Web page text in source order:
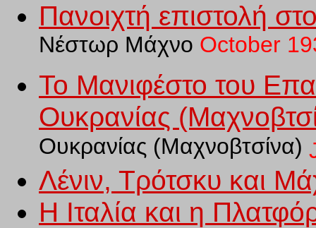
Πανοιχτή επιστολή
Νέστωρ Μάχνο October
Το Μανιφέστο του
Ουκρανίας
Ουκρανίας (Μαχνοβτσίνα)
Λένιν, Τρότσκυ και
Η Ιταλία και η